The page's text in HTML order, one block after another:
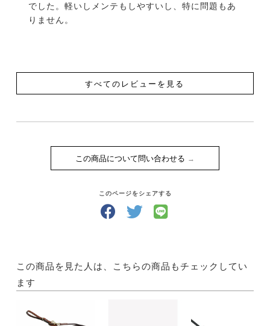
でした。軽いしメンテもしやすいし、特に問題もあ
すべてのレビューを見る
この商品について問い合わせる
このページをシェアする
この商品を見た人は、こちらの商品もチェックしてい
ます